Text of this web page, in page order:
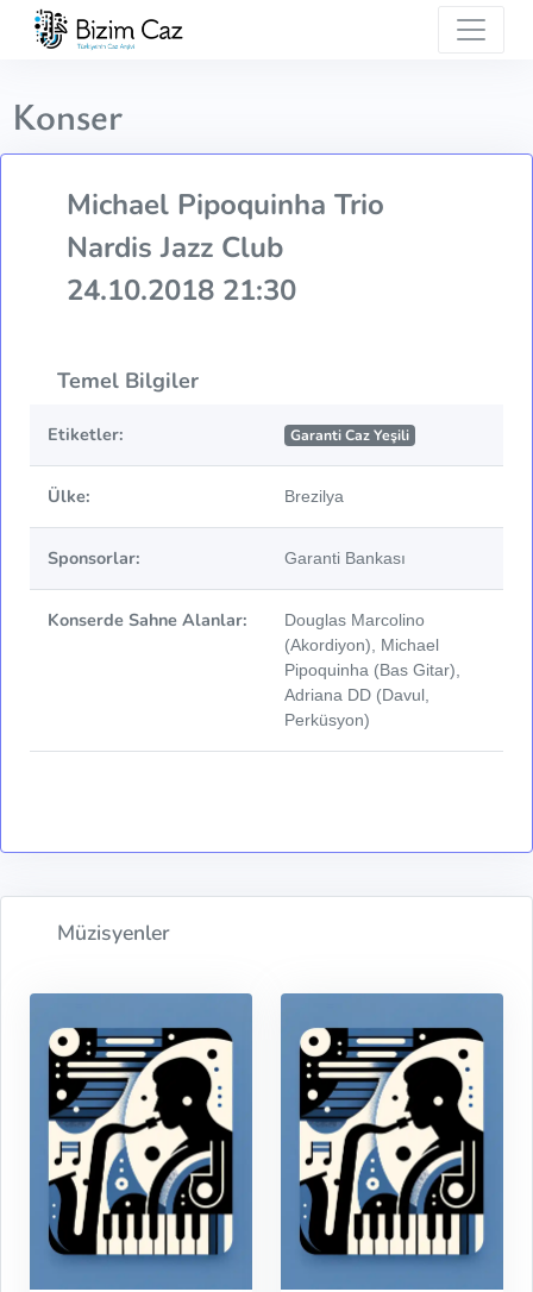
Konser
Michael Pipoquinha Trio
Nardis Jazz Club
24.10.2018 21:30
Temel Bilgiler
Etiketler: Garanti Caz Yeşili
Ülke: Brezilya
Sponsorlar: Garanti Bankası
Konserde Sahne Alanlar:
Douglas Marcolino
(Akordiyon), Michael
Pipoquinha (Bas Gitar),
Adriana DD (Davul,
Perküsyon)
Müzisyenler